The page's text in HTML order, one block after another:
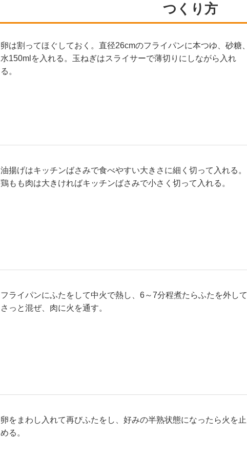
つくり方
卵は割ってほぐしておく。直径26cmのフライパンに本つゆ、砂糖、
水150mlを入れる。玉ねぎはスライサーで薄切りにしながら入れ
る。
油揚げはキッチンばさみで食べやすい大きさに細く切って入れる。
鶏もも肉は大きければキッチンばさみで小さく切って入れる。
フライパンにふたをして中火で熱し、6～7分程煮たらふたを外して
さっと混ぜ、肉に火を通す。
卵をまわし入れて再びふたをし、好みの半熟状態になったら火を止
める。